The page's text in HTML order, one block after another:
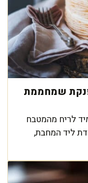
שמחממת
לריח מהמטבח
ליד המחבת,